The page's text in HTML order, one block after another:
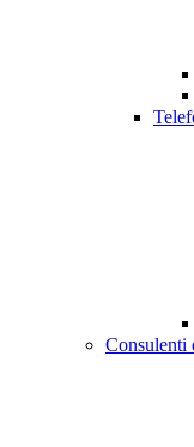
Consulenti